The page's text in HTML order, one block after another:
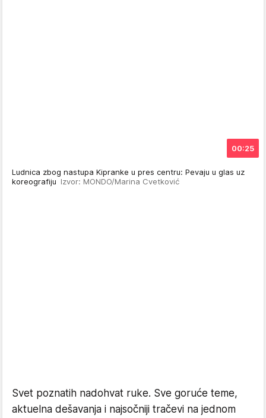
00:25
Ludnica zbog nastupa Kipranke u pres centru: Pevaju u glas uz
koreografiju Izvor: MONDO/Marina Cvetković
Svet poznatih nadohvat ruke. Sve goruće teme,
aktuelna dešavanja i najsočniji tračevi na jednom